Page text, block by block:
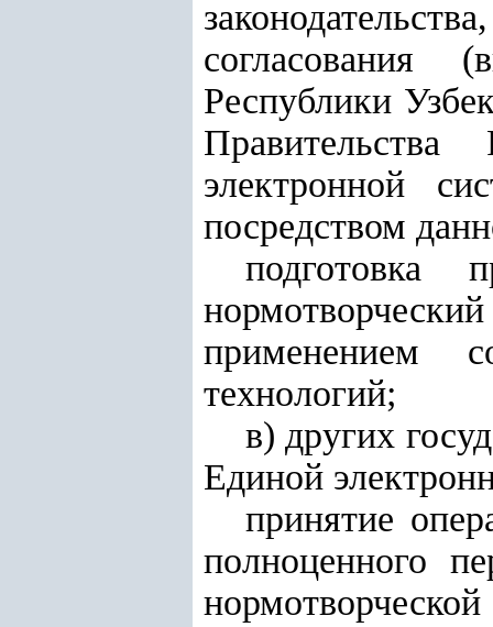
согласования
Республики
электронной
посредством
подготовка
применением
технологий;
в) других
Единой
принятие
полноценного